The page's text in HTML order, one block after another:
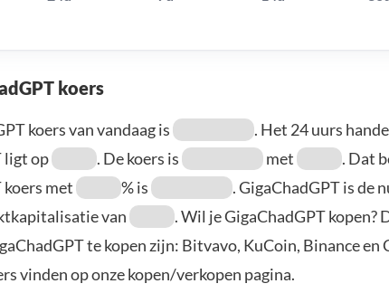
koers
koers van vandaag is
. Het 24 uurs
ligt op
. De koers is met
. Dat
koers met
% is . GigaChadGPT is de
van
. Wil je GigaChadGPT kopen?
te kopen zijn: Bitvavo, KuCoin, Binance en
vinden op onze kopen/verkopen pagina.